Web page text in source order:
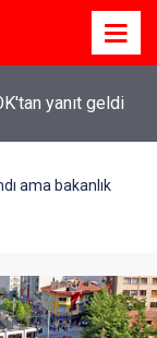
yanıt geldi
ama bakanlık